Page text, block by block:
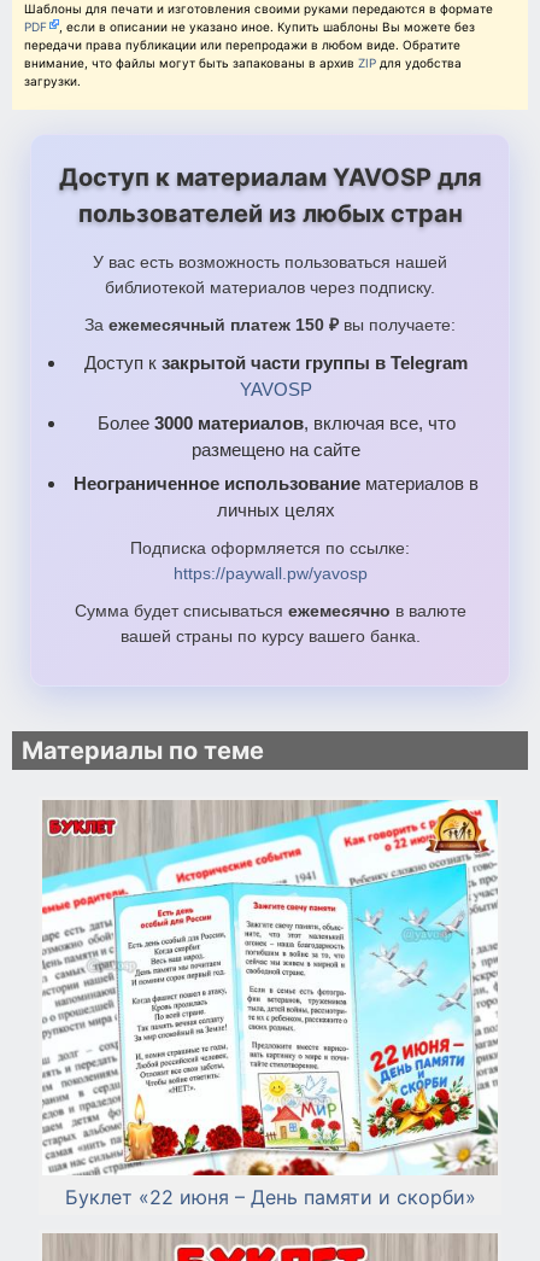
Шаблоны для печати и изготовления своими руками передаются в формате
PDF
, если в описании не указано иное. Купить шаблоны Вы можете без
передачи права публикации или перепродажи в любом виде. Обратите
внимание, что файлы могут быть запакованы в архив ZIP для удобства
загрузки.
Доступ к материалам YAVOSP для
пользователей из любых стран
У вас есть возможность пользоваться нашей
библиотекой материалов через подписку.
За ежемесячный платеж 150 ₽ вы получаете:
Доступ к закрытой части группы в Telegram
YAVOSP
Более 3000 материалов, включая все, что
размещено на сайте
Неограниченное использование материалов в
личных целях
Подписка оформляется по ссылке:
https://paywall.pw/yavosp
Сумма будет списываться ежемесячно в валюте
вашей страны по курсу вашего банка.
Материалы по теме
Буклет «22 июня – День памяти и скорби»